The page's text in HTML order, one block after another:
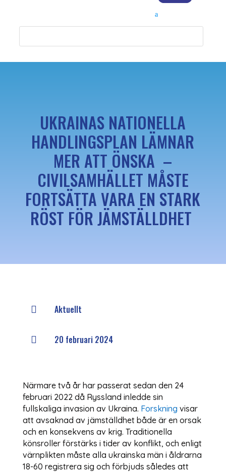
UKRAINAS NATIONELLA
HANDLINGSPLAN LÄMNAR
MER ATT ÖNSKA –
CIVILSAMHÄLLET MÅSTE
FORTSÄTTA VARA EN STARK
RÖST FÖR JÄMSTÄLLDHET
 Aktuellt
 20 februari 2024
Närmare två år har passerat sedan den 24
februari 2022 då Ryssland inledde sin
fullskaliga invasion av Ukraina. Forskning visar
att avsaknad av jämställdhet både är en orsak
och en konsekvens av krig. Traditionella
könsroller förstärks i tider av konflikt, och enligt
värnplikten måste alla ukrainska män i åldrarna
18-60 registrera sig och förbjuds således att